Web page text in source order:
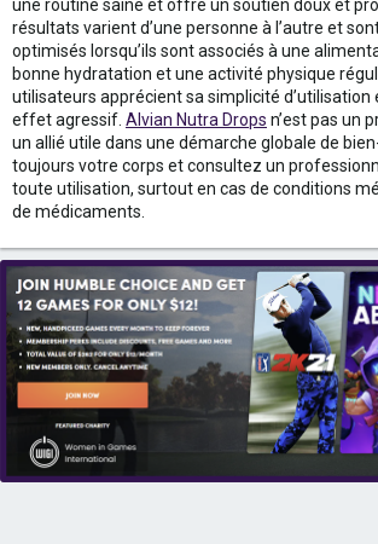
une routine saine et offre un soutien doux et
résultats varient d’une personne à l’autre et
optimisés lorsqu’ils sont associés à une
bonne hydratation et une activité physique
utilisateurs apprécient sa simplicité d’utilisation
effet agressif. Alvian Nutra Drops n’est pas un
un allié utile dans une démarche globale de
toujours votre corps et consultez un
toute utilisation, surtout en cas de conditions
de médicaments.